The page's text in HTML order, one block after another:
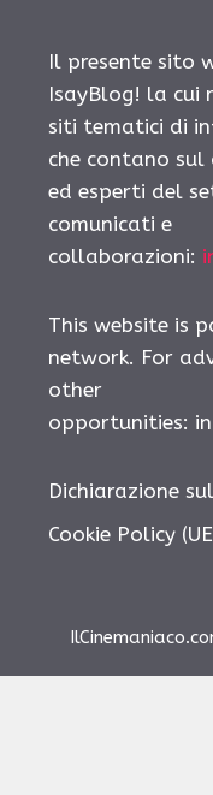
Il presente sito
IsayBlog! la cui
siti tematici di
che contano
ed esperti del
comunicati e
collaborazioni:
This website is
network. For
other
opportunities:
Dichiarazione
Cookie Policy